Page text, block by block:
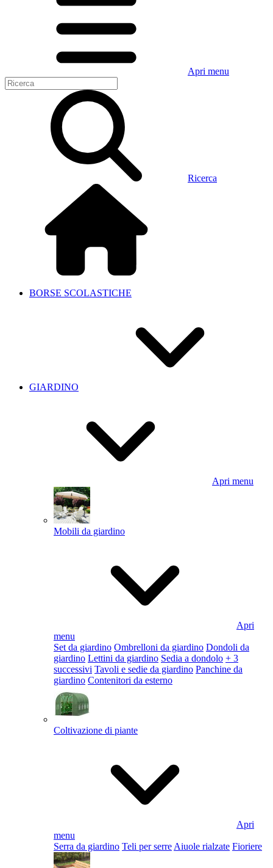
Apri menu
Ricerca
BORSE SCOLASTICHE
GIARDINO
Apri menu
Mobili da giardino
Apri
menu
Set da giardino Ombrelloni da giardino Dondoli da
giardino Lettini da giardino Sedia a dondolo + 3
successivi Tavoli e sedie da giardino Panchine da
giardino Contenitori da esterno
Coltivazione di piante
Apri
menu
Serra da giardino Teli per serre Aiuole rialzate Fioriere